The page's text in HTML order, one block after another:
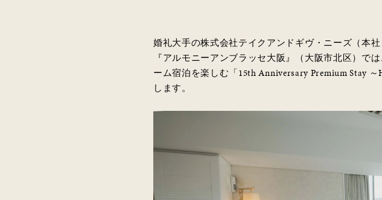
婚礼大手の株式会社テイクアンドギヴ・ニーズ（本
『アルモニーアンブラッセ大阪』（大阪市北区）
ーム宿泊を楽しむ「15th Anniversary Premium Stay
します。